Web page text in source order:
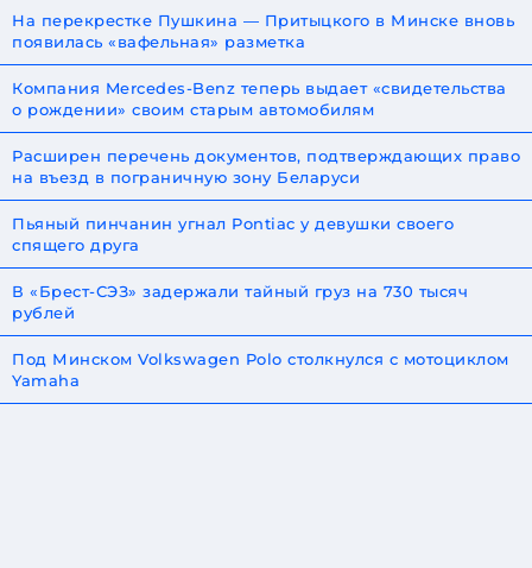
На перекрестке Пушкина — Притыцкого в Минске вновь
появилась «вафельная» разметка
Компания Mercedes-Benz теперь выдает «свидетельства
о рождении» своим старым автомобилям
Расширен перечень документов, подтверждающих право
на въезд в пограничную зону Беларуси
Пьяный пинчанин угнал Pontiac у девушки своего
спящего друга
В «Брест-СЭЗ» задержали тайный груз на 730 тысяч
рублей
Под Минском Volkswagen Polo столкнулся с мотоциклом
Yamaha